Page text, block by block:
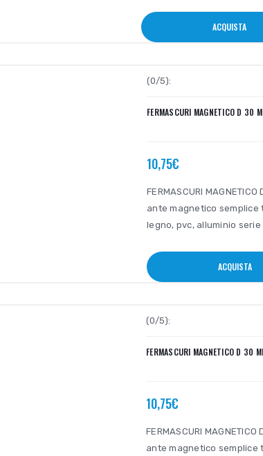
ACQUISTA
(0/5):
FERMASCURI MAGNETICO D 30
10,75€
FERMASCURI
ante magnetico semplice
legno, pvc, alluminio
ACQUISTA
(0/5):
FERMASCURI MAGNETICO D 30
10,75€
FERMASCURI
ante magnetico semplice